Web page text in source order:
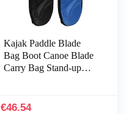
Kajak Paddle Blade
Bag Boot Canoe Blade
Carry Bag Stand-up
€46.54